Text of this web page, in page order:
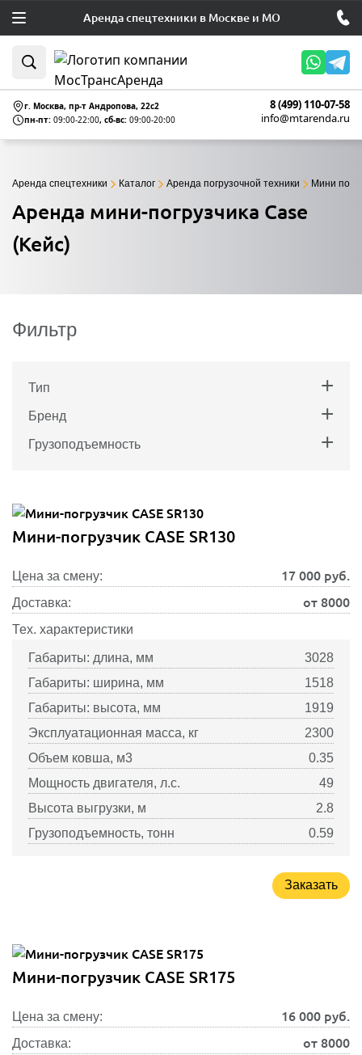
Аренда спецтехники в Москве и МО
г. Москва, пр-т Андропова, 22c2
пн-пт: 09:00-22:00, сб-вс: 09:00-20:00
8 (499) 110-07-58
info@mtarenda.ru
Аренда мини-погрузчика Case
(Кейс)
Аренда спецтехники Каталог Аренда погрузочной техники Мини
Фильтр
Тип
Бренд
Грузоподъемность
Мини-погрузчик CASE SR130
Цена за смену: 17 000 руб.
Доставка: от 8000
Тех. характеристики
Габариты: длина, мм
3028
Габариты: ширина, мм
1518
Габариты: высота, мм
1919
Эксплуатационная масса, кг
2300
Объем ковша, м3
0.35
Мощность двигателя, л.с.
49
Высота выгрузки, м
2.8
Грузоподъемность, тонн
0.59
Заказать
Мини-погрузчик CASE SR175
Цена за смену: 16 000 руб.
Доставка: от 8000